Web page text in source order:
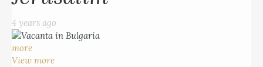
4 years ago
more
View more